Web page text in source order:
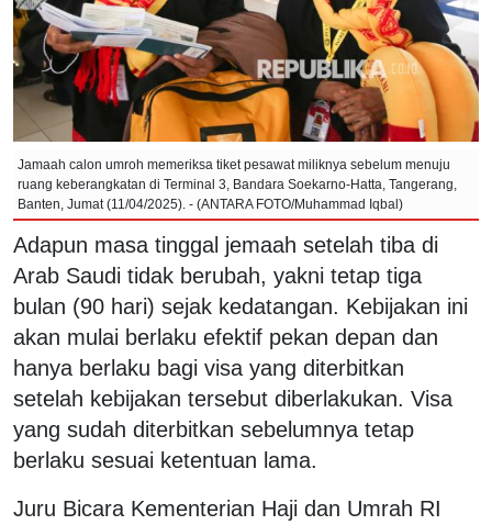
Jamaah calon umroh memeriksa tiket pesawat miliknya sebelum menuju
ruang keberangkatan di Terminal 3, Bandara Soekarno-Hatta, Tangerang,
Banten, Jumat (11/04/2025). - (ANTARA FOTO/Muhammad Iqbal)
Adapun masa tinggal jemaah setelah tiba di
Arab Saudi tidak berubah, yakni tetap tiga
bulan (90 hari) sejak kedatangan. Kebijakan ini
akan mulai berlaku efektif pekan depan dan
hanya berlaku bagi visa yang diterbitkan
setelah kebijakan tersebut diberlakukan. Visa
yang sudah diterbitkan sebelumnya tetap
berlaku sesuai ketentuan lama.
Juru Bicara Kementerian Haji dan Umrah RI